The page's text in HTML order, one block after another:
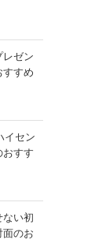
レゼン
すめ
イセン
すす
ない初
のお